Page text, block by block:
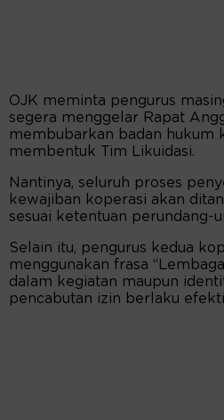
OJK meminta pengurus
segera menggelar Rapat
membubarkan badan hukum
membentuk Tim Likuidasi.
Nantinya, seluruh proses
kewajiban koperasi akan
sesuai ketentuan perundang-
Selain itu, pengurus kedua
menggunakan frasa
dalam kegiatan maupun
pencabutan izin berlaku